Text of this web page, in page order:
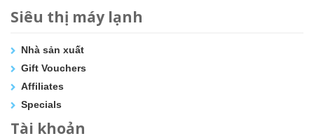
Siêu thị máy lạnh
Nhà sản xuất
Gift Vouchers
Affiliates
Specials
Tài khoản